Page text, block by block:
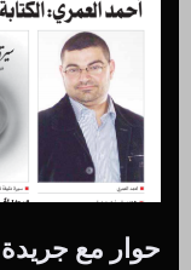
حوار مع جريدة